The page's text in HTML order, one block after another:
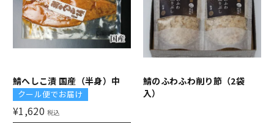
鯖へしこ漬 国産（半身）中
クール便でお届け
¥1,620 税込
鯖のふわふわ削り節（2袋
入）